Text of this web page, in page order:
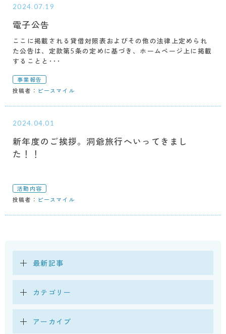
2024.07.19
電子公告
ここに掲載される貸借対照表およびその他の法律上定められ
た公告は、定款第5条の定めに基づき、ホームページ上に掲載
することと･･･
事業報告
投稿者： ピースマイル
2024.04.01
新年度のご挨拶。洞爺旅行へいってきまし
た！！
活動内容
投稿者： ピースマイル
最新記事
カテゴリー
アーカイブ